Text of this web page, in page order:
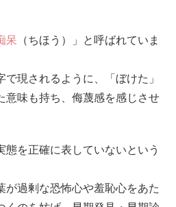
呆 （ちほう）」と呼ばれていま
現されるように、「ぼけた」
意味も持ち、侮蔑感を感じさせ
態を正確に表していないという
が過剰な恐怖心や羞恥心をあた